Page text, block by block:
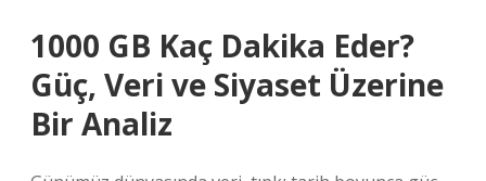
1000 GB Kaç Dakika Eder?
Güç, Veri ve Siyaset Üzerine
Bir Analiz